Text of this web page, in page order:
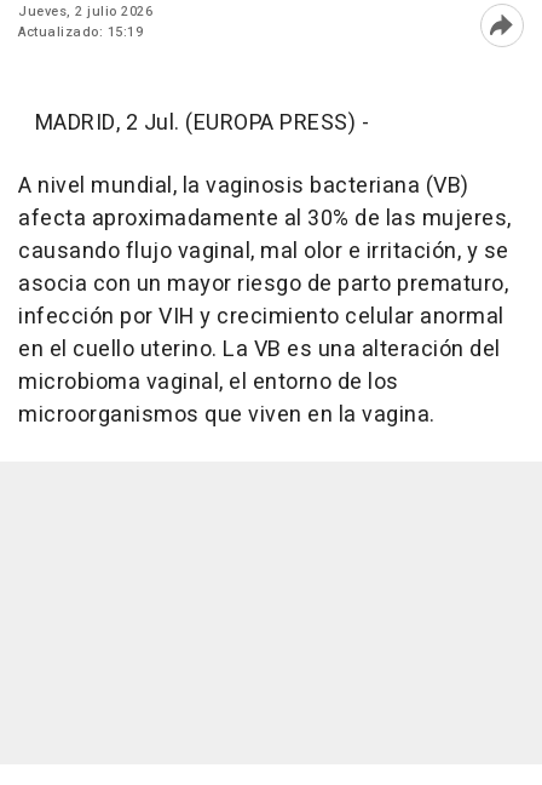
Jueves, 2 julio 2026
Actualizado: 15:19
MADRID, 2 Jul. (EUROPA PRESS) -
A nivel mundial, la vaginosis bacteriana (VB)
afecta aproximadamente al 30% de las mujeres,
causando flujo vaginal, mal olor e irritación, y se
asocia con un mayor riesgo de parto prematuro,
infección por VIH y crecimiento celular anormal
en el cuello uterino. La VB es una alteración del
microbioma vaginal, el entorno de los
microorganismos que viven en la vagina.